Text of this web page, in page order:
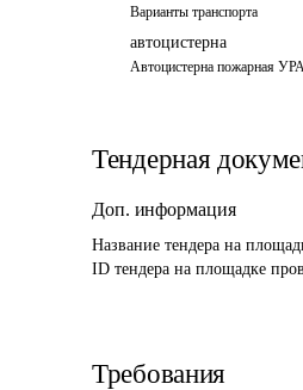
Варианты транспорта
автоцистерна
Автоцистерна пожарная
Тендерная
Доп. информация
Название тендера на
ID тендера на площадке
Требования